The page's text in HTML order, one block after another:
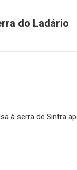
do Ladário
à serra de Sintra